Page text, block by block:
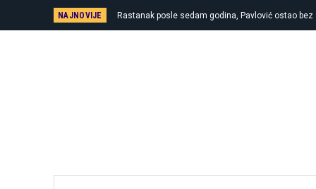
NAJNOVIJE Rastanak posle sedam godina, Pavlović ostao bez